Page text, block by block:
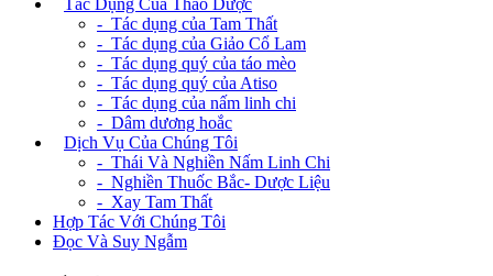
Tác Dụng Của Thảo Dược
- Tác dụng của Tam Thất
- Tác dụng của Giảo Cổ Lam
- Tác dụng quý của táo mèo
- Tác dụng quý của Atiso
- Tác dụng của nấm linh chi
- Dâm dương hoắc
Dịch Vụ Của Chúng Tôi
- Thái Và Nghiền Nấm Linh Chi
- Nghiền Thuốc Bắc- Dược Liệu
- Xay Tam Thất
Hợp Tác Với Chúng Tôi
Đọc Và Suy Ngẫm